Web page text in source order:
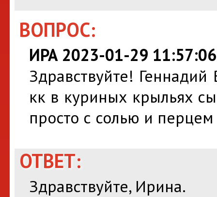
ВОПРОС:
ИРА 2023-01-29 11:57:06
Здравствуйте!
кк в куриных крыльях
просто с солью и
ОТВЕТ:
Здравствуйте, Ирина.